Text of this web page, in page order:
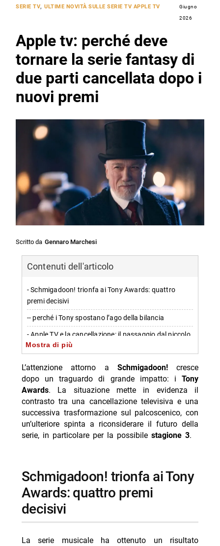
SERIE TV,ULTIME NOVITÀ SULLE SERIE TV APPLE TV Giugno
2026
Apple tv: perché deve
tornare la serie fantasy di
due parti cancellata dopo i
nuovi premi
Scritto da Gennaro Marchesi
Contenuti dell'articolo
- Schmigadoon! trionfa ai Tony Awards: quattro
premi decisivi
-- perché i Tony spostano l’ago della bilancia
- Apple TV e la cancellazione: il passaggio dal piccolo
schermo a Broadway
- Schmigadoon! ritorno per la stagione 3: i segnali di
-- Christine Schwarzman e il legame con la rinascita
teatrale
- Schmigadoon! stagione 3: trama già anticipata e
nuovi dettagli
-- Scopri di più da Jump the shark
-- RispondiAnnulla risposta
- Delitti del BarLume Il re dei giochi stasera su TV8
- Ascolti TV 6 agosto 2026: vince Battiti Live
- Un’estate ai Caraibi stasera su Rete 4: trama e cast
Mostra di più
L’attenzione attorno a Schmigadoon!cresce
dopo un traguardo di grande impatto: iTony
Awards. La situazione mette in evidenza il
contrasto tra una cancellazione televisiva e una
successiva trasformazione sul palcoscenico, con
un’ulteriore spinta a riconsiderare il futuro della
serie, in particolare per la possibile stagione 3.
Schmigadoon! trionfa ai Tony
Awards: quattro premi
decisivi
La serie musicale ha ottenuto un risultato